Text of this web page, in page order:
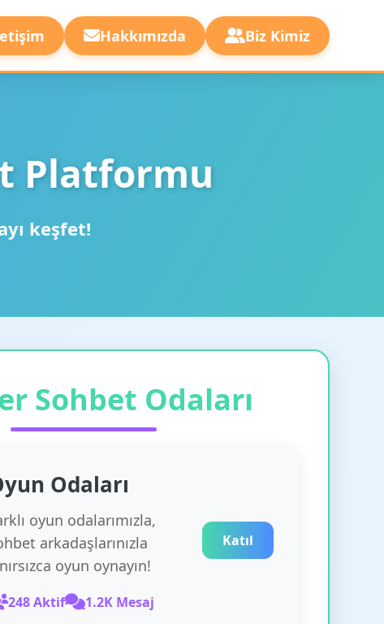
Hakkımızda Biz Kimiz
Platformu
keşfet!
Sohbet Odaları
Odaları
oyun odalarımızla,
arkadaşlarınızla
oyun oynayın!
248 Aktif 1.2K Mesaj
Katıl